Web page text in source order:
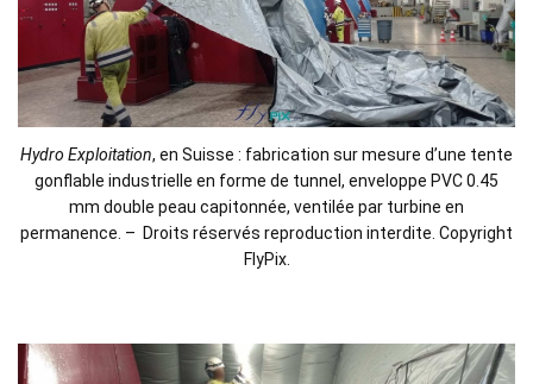
Hydro Exploitation, en Suisse : fabrication sur mesure d’une tente
gonflable industrielle en forme de tunnel, enveloppe PVC 0.45
mm double peau capitonnée, ventilée par turbine en
permanence. – Droits réservés reproduction interdite. Copyright
FlyPix.